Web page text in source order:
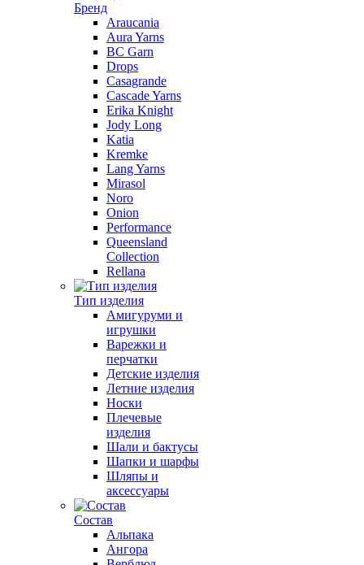
Бренд
Araucania
Aura Yarns
BC Garn
Drops
Casagrande
Cascade Yarns
Erika Knight
Jody Long
Katia
Kremke
Lang Yarns
Mirasol
Noro
Onion
Performance
Queensland
Collection
Rellana
Тип изделия
Амигуруми и
игрушки
Варежки и
перчатки
Детские изделия
Летние изделия
Носки
Плечевые
изделия
Шали и бактусы
Шапки и шарфы
Шляпы и
аксессуары
Состав
Альпака
Ангора